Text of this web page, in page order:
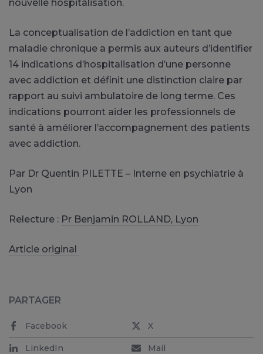
nouvelle hospitalisation.
La conceptualisation de l’addiction en tant que
maladie chronique a permis aux auteurs d’identifier
14 indications d’hospitalisation d’une personne
avec addiction et définit une distinction claire par
rapport au suivi ambulatoire de long terme. Ces
indications pourront aider les professionnels de
santé à améliorer l’accompagnement des patients
avec addiction.
Par Dr Quentin PILETTE – Interne en psychiatrie à
Lyon
Relecture : Pr Benjamin ROLLAND, Lyon
Article original
PARTAGER
Facebook X
LinkedIn Mail